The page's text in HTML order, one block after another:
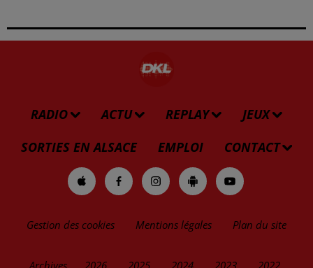
RADIO ACTU REPLAY
JEUX
SORTIES EN ALSACE
EMPLOI CONTACT
Gestion des cookies Mentions légales Plan du site